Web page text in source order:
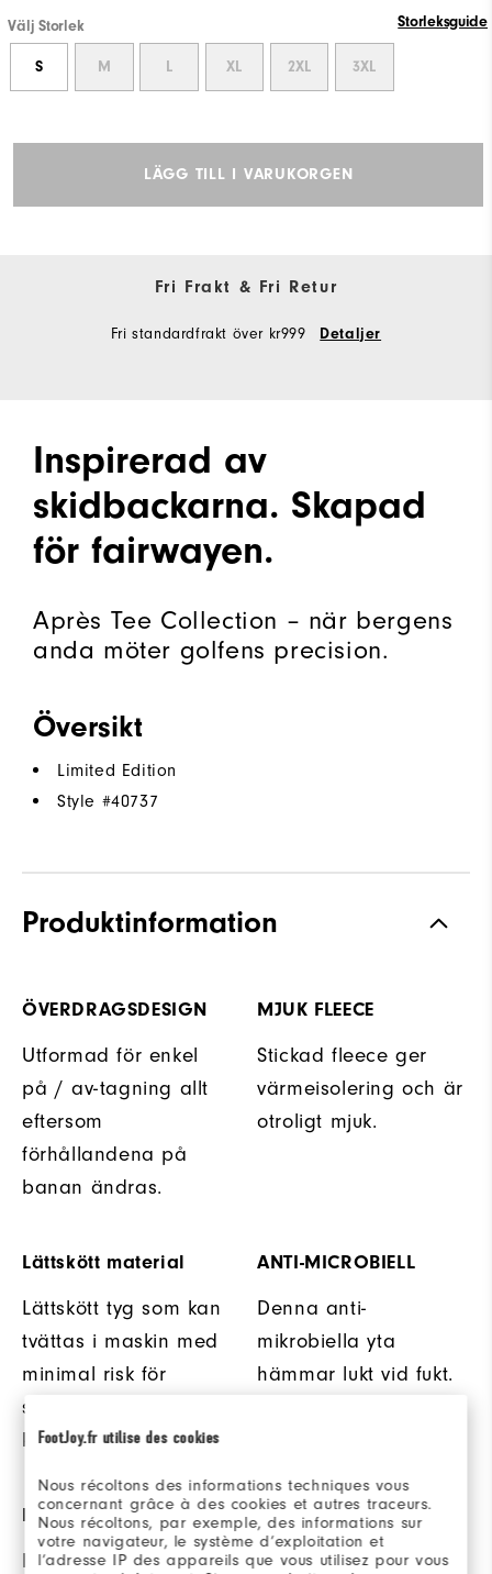
FootJoy.fr utilise des cookies
Nous récoltons des informations techniques vous
concernant grâce à des cookies et autres traceurs.
Nous récoltons, par exemple, des informations sur
votre navigateur, le système d’exploitation et
l’adresse IP des appareils que vous utilisez pour vous
Välj Storlek Storleksguide
S M L XL 2XL 3XL
LÄGG TILL I VARUKORGEN
Fri Frakt & Fri Retur
Fri standardfrakt över kr999 Detaljer
Inspirerad av
skidbackarna. Skapad
för fairwayen.
Après Tee Collection – när bergens
anda möter golfens precision.
Översikt
Limited Edition
Style #40737
Produktinformation
ÖVERDRAGSDESIGN
Utformad för enkel
på / av-tagning allt
eftersom
förhållandena på
banan ändras.
MJUK FLEECE
Stickad fleece ger
värmeisolering och är
otroligt mjuk.
Lättskött material
Lättskött tyg som kan
tvättas i maskin med
minimal risk för
skrynklor eller
krympning.
ANTI-MICROBIELL
Denna anti-
mikrobiella yta
hämmar lukt vid fukt.
DUBBEL TRÅDSÖM
Dubbelsömmar
FABRIC
| 57% Cotton